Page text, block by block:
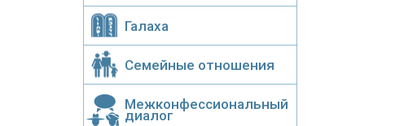
Галаха
Семейные отношения
Межконфессиональный
диалог